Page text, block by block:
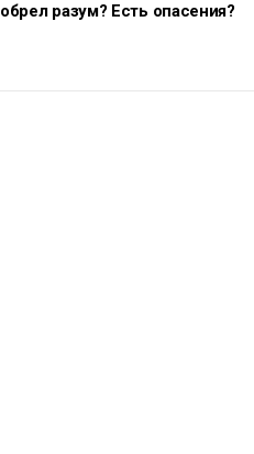
обрел разум? Есть опасения?